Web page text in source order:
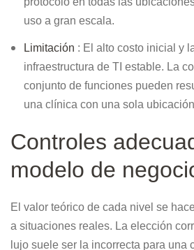
uso a gran escala.
Limitación : El alto costo inicial y
infraestructura de TI estable. La
conjunto de funciones pueden
una clínica con una sola
Controles
modelo de
El valor teórico de cada nivel se
a situaciones reales. La elección
lujo suele ser la incorrecta para una